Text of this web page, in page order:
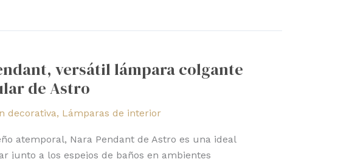
versátil lámpara colgante
de Astro
decorativa, Lámparas de interior
atemporal, Nara Pendant de Astro es una ideal
junto a los espejos de baños en ambientes